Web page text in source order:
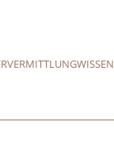
VERMITTLUNG